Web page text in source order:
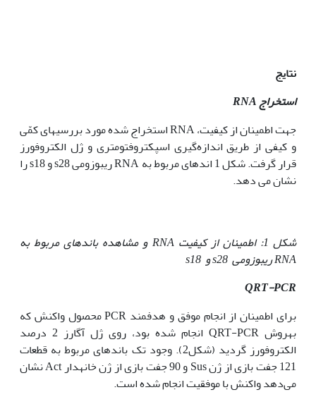
نتایج
استخراجRNA
جهت اطمینان از کیفیت، RNA استخراج شده مورد بررسى‏هاى کمّى
و کیفى از طریق اندازه‌گیرى اسپکتروفتومترى و ژل الکتروفورز
قرار گرفت. شکل 1 اندهای مربوط به RNA ریبوزومی s28 و s18 را
نشان می دهد.
شکل 1: اطمینان از کیفیتRNA و مشاهده باندهای مربوط به
RNAریبوزومی 28 و
18
QRT-PCR
برای اطمینان از انجام موفق و هدفمند PCR محصول واکنش که
به‏روش QRT-PCR انجام شده بود، روی ژل آگارز 2 درصد
الکتروفورز گردید (شکل2). وجود تک باندهای مربوط به قطعات
121 جفت بازی از ژن Sus و 90 جفت بازی از ژن خانه‏دار Act نشان
می‌دهد واکنش با موفقیت انجام شده است.